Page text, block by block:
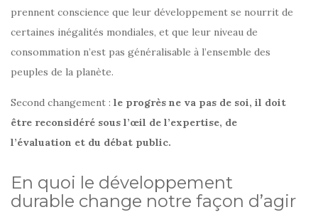
prennent conscience que leur développement se nourrit de
certaines inégalités mondiales, et que leur niveau de
consommation n’est pas généralisable à l’ensemble des
peuples de la planète.
Second changement : le progrès ne va pas de soi, il doit
être reconsidéré sous l’œil de l’expertise, de
l’évaluation et du débat public.
En quoi le développement
durable change notre façon d’agir